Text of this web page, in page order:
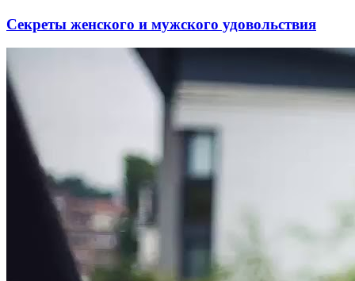
Секреты женского и мужского удовольствия